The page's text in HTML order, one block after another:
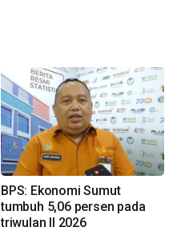
BPS: Ekonomi Sumut
tumbuh 5,06 persen pada
triwulan II 2026